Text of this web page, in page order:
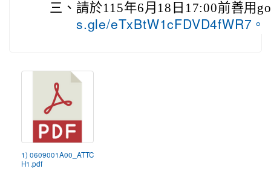
三、 請於115年6月18日17:00前善用
s.gle/eTxBtW1cFDVD4fWR7。
1) 0609001A00_ATTC
H1.pdf